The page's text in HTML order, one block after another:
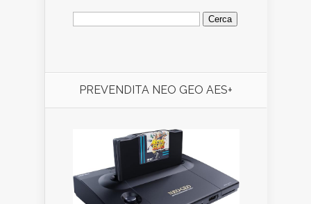
Ricerca
per:
PREVENDITA NEO GEO AES+